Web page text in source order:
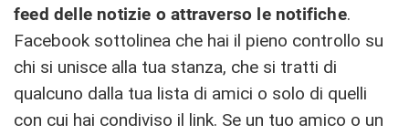
feed delle notizie o attraverso le notifiche.
Facebook sottolinea che hai il pieno controllo su
chi si unisce alla tua stanza, che si tratti di
qualcuno dalla tua lista di amici o solo di quelli
con cui hai condiviso il link. Se un tuo amico o un